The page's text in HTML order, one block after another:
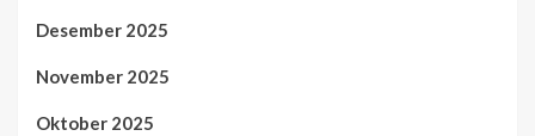
Desember 2025
November 2025
Oktober 2025